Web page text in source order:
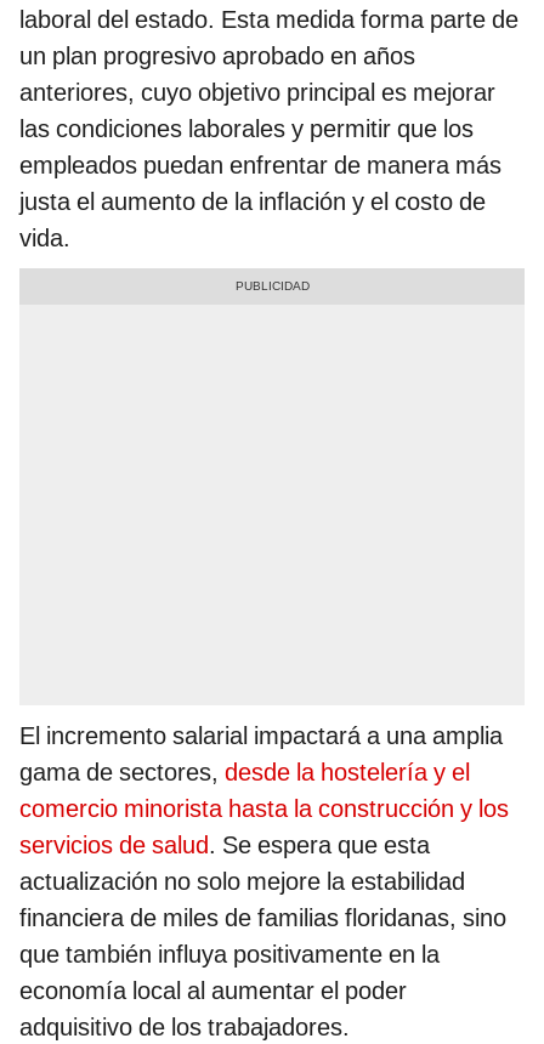
laboral del estado. Esta medida forma parte de
un plan progresivo aprobado en años
anteriores, cuyo objetivo principal es mejorar
las condiciones laborales y permitir que los
empleados puedan enfrentar de manera más
justa el aumento de la inflación y el costo de
vida.
El incremento salarial impactará a una amplia
gama de sectores, desde la hostelería y el
comercio minorista hasta la construcción y los
servicios de salud. Se espera que esta
actualización no solo mejore la estabilidad
financiera de miles de familias floridanas, sino
que también influya positivamente en la
economía local al aumentar el poder
adquisitivo de los trabajadores.